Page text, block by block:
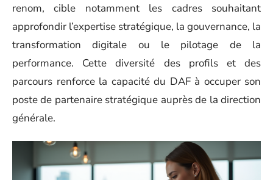
renom, cible notamment les cadres souhaitant
approfondir l’expertise stratégique, la gouvernance, la
transformation digitale ou le pilotage de la
performance. Cette diversité des profils et des
parcours renforce la capacité du DAF à occuper son
poste de partenaire stratégique auprès de la direction
générale.